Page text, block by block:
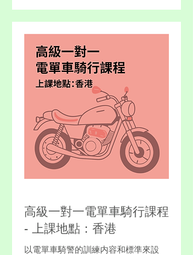
高級一對一電單車騎行課程
- 上課地點：香港
以電單車騎警的訓練内容和標準來設